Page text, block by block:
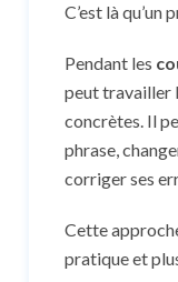
C’est là
Pendant les
peut travailler
concrètes. Il
phrase,
corriger ses
Cette
pratique et